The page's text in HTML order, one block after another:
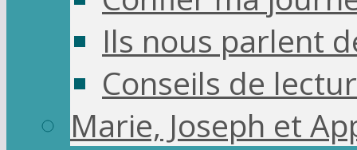
Ils nous parlent
Conseils de
Marie, Joseph et